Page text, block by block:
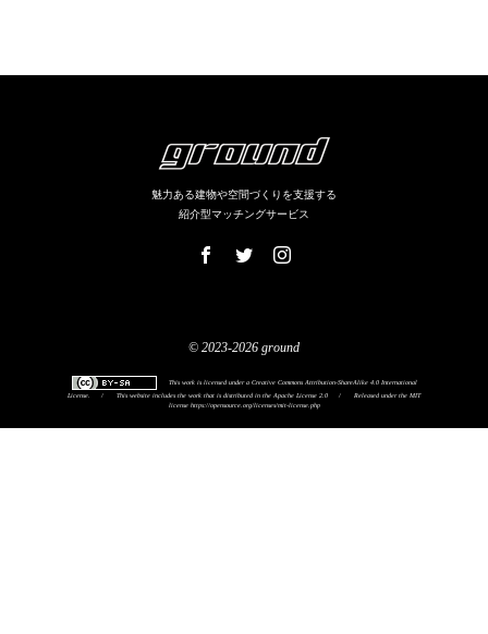
魅力ある建物や空間づくりを支援する
紹介型マッチングサービス
© 2023-2026 ground
This work is licensed under a Creative Commons Attribution-ShareAlike 4.0 International
License / This website includes the work that is distributed in the Apache License 2.0 /
Released under the MIT
license https://opensource.org/licenses/mit-license.php